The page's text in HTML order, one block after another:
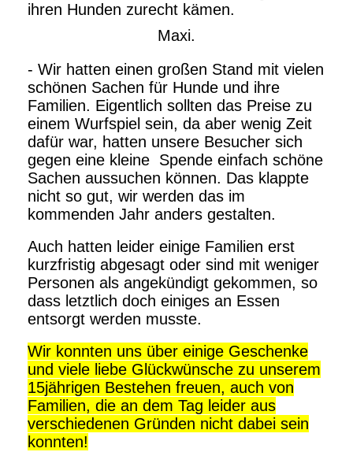
ihren Hunden zurecht kämen.
Maxi.
- Wir hatten einen großen Stand mit vielen
schönen Sachen für Hunde und ihre
Familien. Eigentlich sollten das Preise zu
einem Wurfspiel sein, da aber wenig Zeit
dafür war, hatten unsere Besucher sich
gegen eine kleine Spende einfach schöne
Sachen aussuchen können. Das klappte
nicht so gut, wir werden das im
kommenden Jahr anders gestalten.
Auch hatten leider einige Familien erst
kurzfristig abgesagt oder sind mit weniger
Personen als angekündigt gekommen, so
dass letztlich doch einiges an Essen
entsorgt werden musste.
Wir konnten uns über einige Geschenke
und viele liebe Glückwünsche zu unserem
15jährigen Bestehen freuen, auch von
Familien, die an dem Tag leider aus
verschiedenen Gründen nicht dabei sein
konnten!